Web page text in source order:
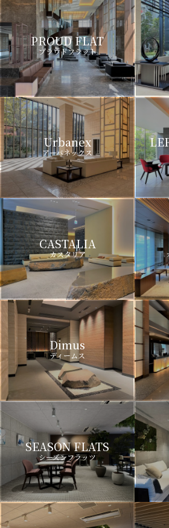
PROUD FLAT
プラウドフラット
Urbanex
アーバネックス
CASTALIA
カスタリア
Dimus
ディームス
SEASON FLATS
シーズンフラッツ